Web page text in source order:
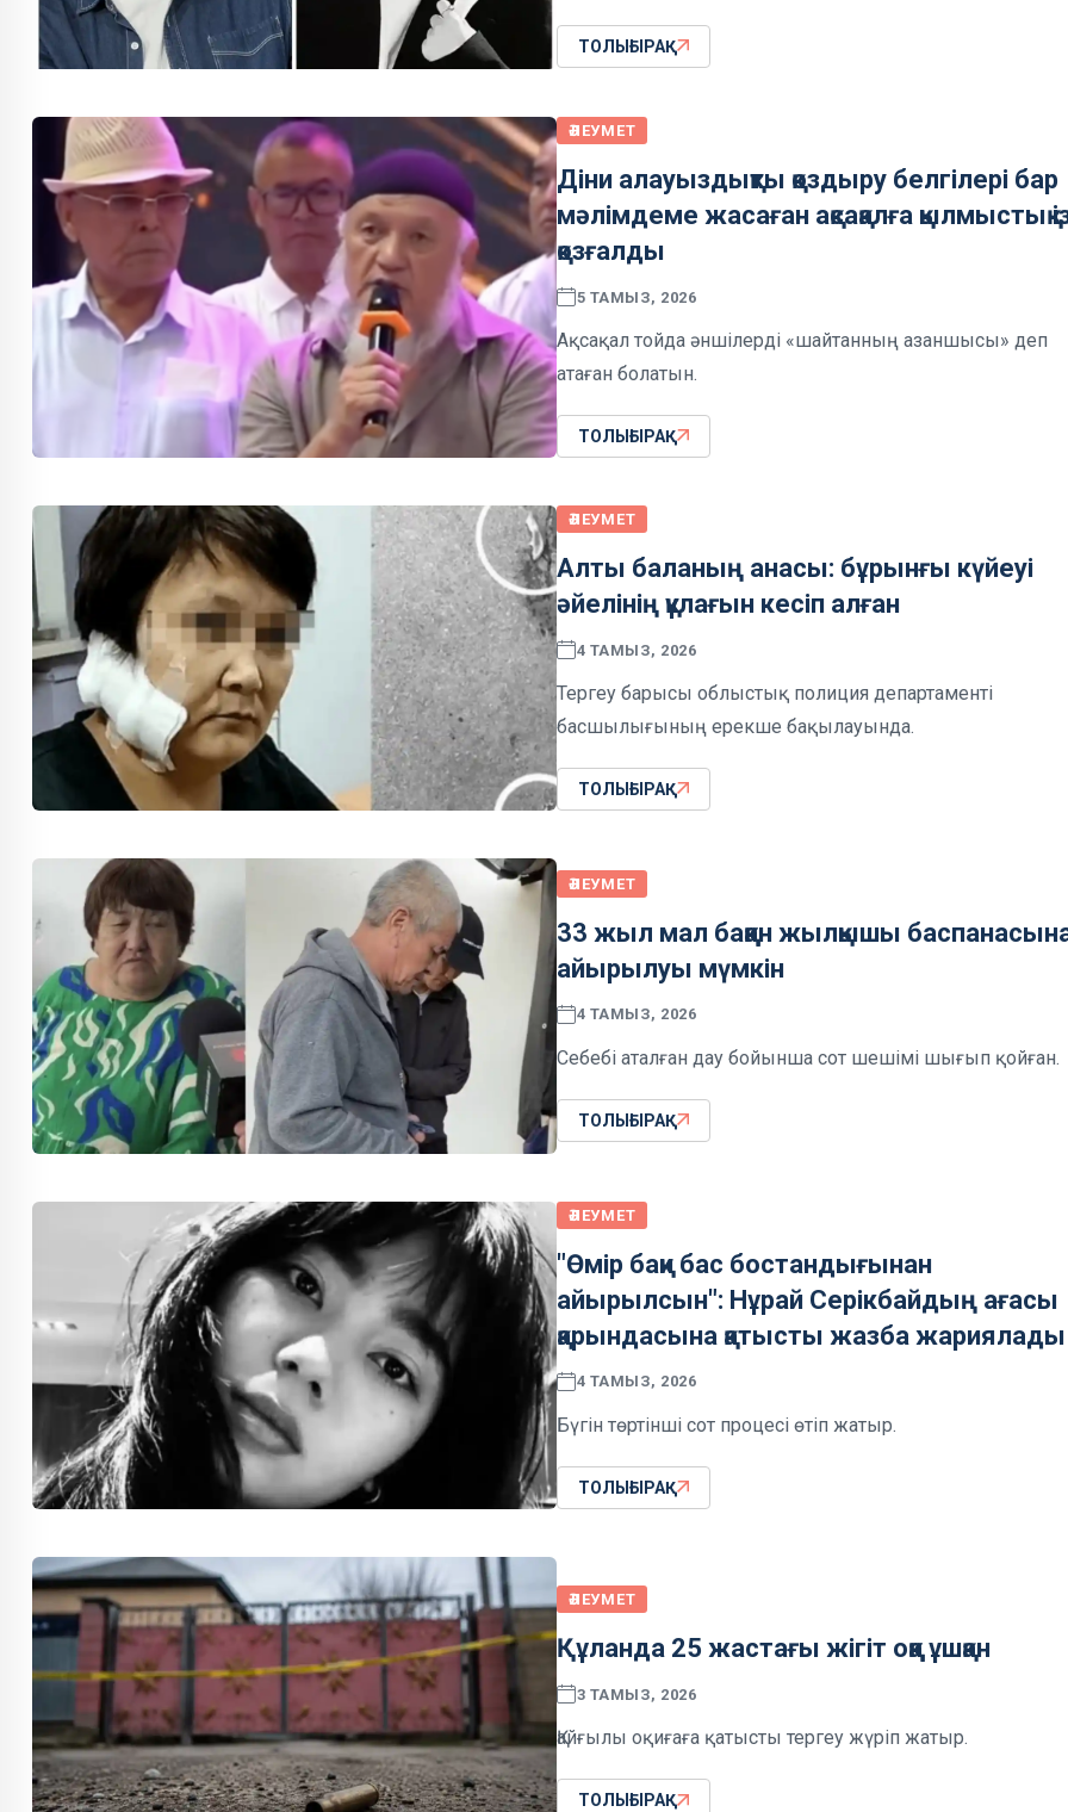
ТОЛЫҒЫРАҚ
ӘЛЕУМЕТ
Діни алауыздықты қоздыру белгілері бар
мәлімдеме жасаған ақсақалға қылмыстық
қозғалды
5 ТАМЫЗ, 2026
Ақсақал тойда әншілерді «шайтанның азаншысы» деп
атаған болатын.
ТОЛЫҒЫРАҚ
ӘЛЕУМЕТ
Алты баланың анасы: бұрынғы күйеуі
әйелінің құлағын кесіп алған
4 ТАМЫЗ, 2026
Тергеу барысы облыстық полиция департаменті
басшылығының ерекше бақылауында.
ТОЛЫҒЫРАҚ
ӘЛЕУМЕТ
33 жыл мал баққан жылқышы
айырылуы мүмкін
4 ТАМЫЗ, 2026
Себебі аталған дау бойынша сот шешімі шығып қойған.
ТОЛЫҒЫРАҚ
ӘЛЕУМЕТ
"Өмір бақи бас бостандығынан
айырылсын": Нұрай Серікбайдың ағасы
қарындасына қатысты жазба жариялады
4 ТАМЫЗ, 2026
Бүгін төртінші сот процесі өтіп жатыр.
ТОЛЫҒЫРАҚ
ӘЛЕУМЕТ
Құланда 25 жастағы жігіт оққа ұшқан
3 ТАМЫЗ, 2026
Қайғылы оқиғаға қатысты тергеу жүріп жатыр.
ТОЛЫҒЫРАҚ